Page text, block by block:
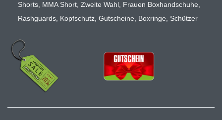
Shorts, MMA Short, Zweite Wahl, Frauen Boxhandschuhe,
Rashguards, Kopfschutz, Gutscheine, Boxringe, Schützer